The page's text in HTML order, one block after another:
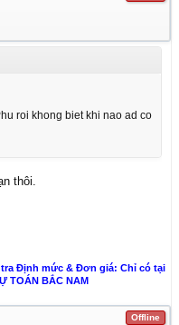
roi khong biet khi nao ad co
thôi.
Định mức & Đơn giá: Chỉ có tại
TOÁN BẮC NAM
Offline